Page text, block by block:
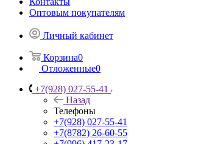
Оптовым покупателям
Личный кабинет
Корзина0
Отложенные0
+7(928) 027-55-41
Назад
Телефоны
+7(928) 027-55-41
+7(8782) 26-60-55